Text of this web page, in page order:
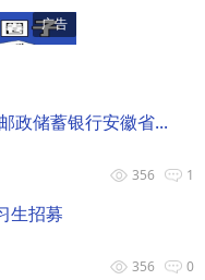
政储蓄银行安徽省...
1
356
生招募
0
356